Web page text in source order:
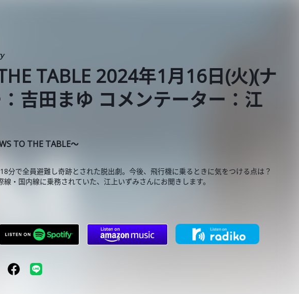
TABLE 2024年1月16日(火)(ナ
吉田まゆ コメンテーター：江
TO THE TABLE～
分で全員避難し奇跡とされた脱出劇。今後、飛行機に乗るときに気をつける点は？
・国内線に乗務されていた、江上いずみさんにお聞きします。